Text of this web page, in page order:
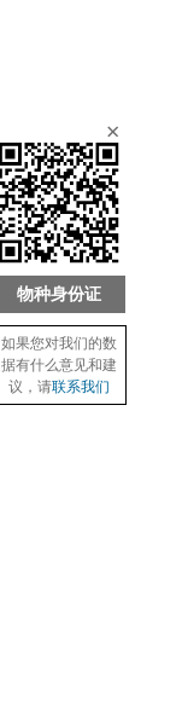
×
物种身份证
如果您对我们的数
据有什么意见和建
议，请联系我们